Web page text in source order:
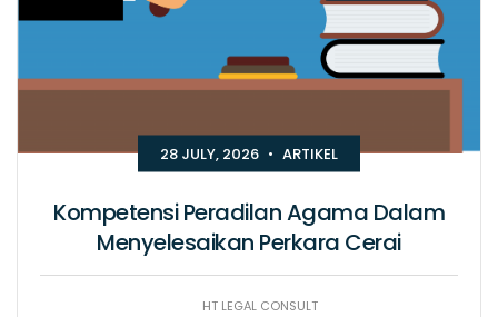
28 JULY, 2026 • ARTIKEL
Kompetensi Peradilan Agama Dalam
Menyelesaikan Perkara Cerai
HT LEGAL CONSULT